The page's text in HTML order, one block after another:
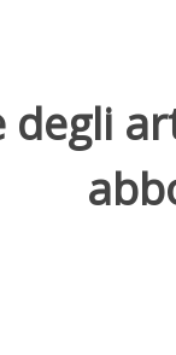
degli